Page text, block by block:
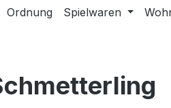
Ordnung Spielwaren